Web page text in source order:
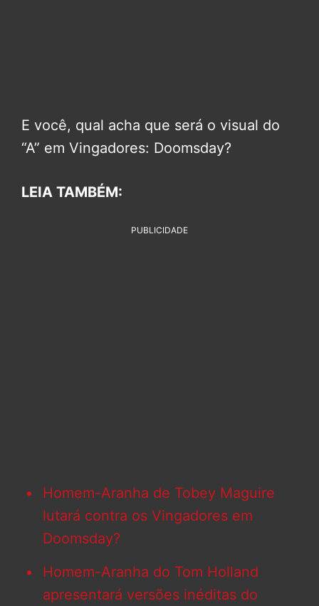
E você, qual acha que será o visual do
“A” em Vingadores: Doomsday?
LEIA TAMBÉM:
PUBLICIDADE
Homem-Aranha de Tobey Maguire
lutará contra os Vingadores em
Doomsday?
Homem-Aranha do Tom Holland
apresentará versões inéditas do